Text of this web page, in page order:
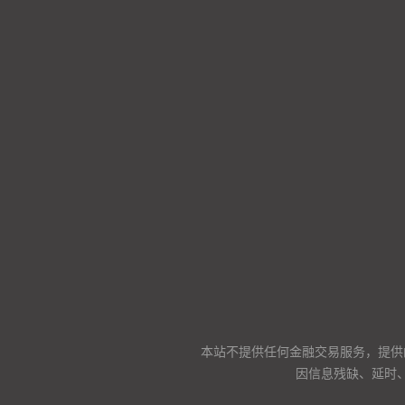
本站不提供任何金融交易服务，提
因信息残缺、延时